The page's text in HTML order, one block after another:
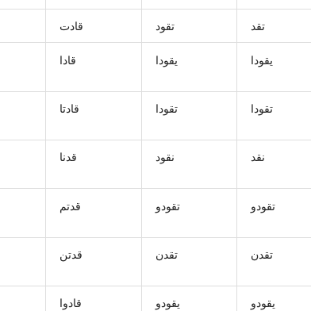
قادت
قادا
قادتا
قدنا
قدتم
قدتن
قادوا
تقود
يقودا
تقودا
نقود
تقودو
تقدن
يقودو
تقد
يقودا
تقودا
نقد
تقودو
تقدن
يقودو